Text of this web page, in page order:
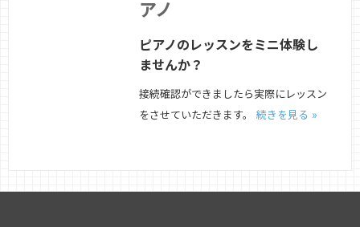
アノ
ピアノのレッスンをミニ体験し
ませんか？
接続確認ができましたら実際にレッスン
をさせていただきます。 続きを見る »